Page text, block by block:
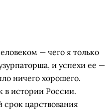
— чего я только
и успехи ее —
ни­чего хорошего.
в истории России.
срок царствования